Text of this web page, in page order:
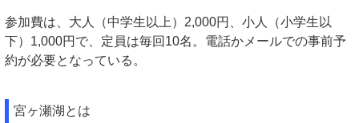
参加費は、大人（中学生以上）2,000円、小人（小学生以
下）1,000円で、定員は毎回10名。電話かメールでの事前予
約が必要となっている。
宮ヶ瀬湖とは